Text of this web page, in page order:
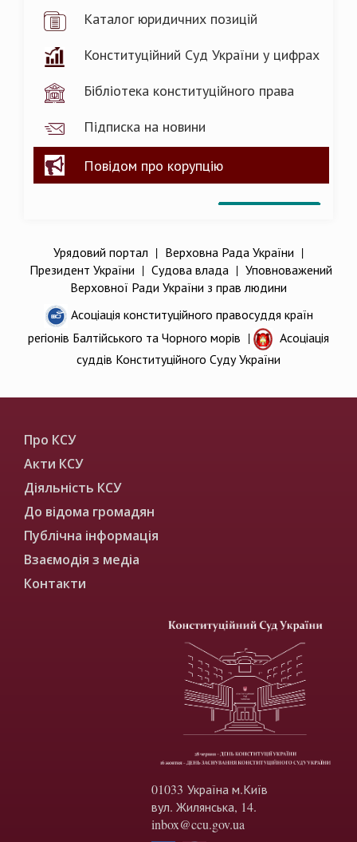
Каталог юридичних позицій
Конституційний Суд України у цифрах
Бібліотека конституційного права
Підписка на новини
Повідом про корупцію
Урядовий портал | Верховна Рада України |
Президент України | Судова влада| Уповноважений
Верховної Ради України з прав людини
Асоціація конституційного правосуддя країн
регіонів Балтійського та Чорного морів |
Асоціація
суддів Конституційного Суду України
Про КСУ
Акти КСУ
Діяльність КСУ
До відома громадян
Публічна інформація
Взаємодія з медіа
Контакти
01033 Україна м.Київ
вул. Жилянська, 14.
inbox@ccu.gov.ua